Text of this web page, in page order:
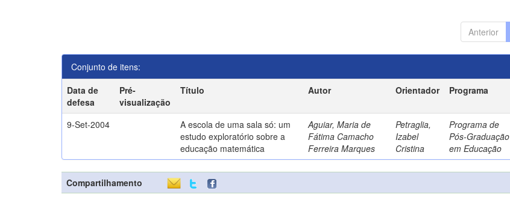
Anterior
Conjunto de itens:
Data de
defesa
Pré-
visualização
Título Autor Orientador Programa
9-Set-2004
A escola de uma sala só: um
estudo exploratório sobre a
educação matemática
Aguiar, Maria de
Fátima Camacho
Ferreira Marques
Petraglia,
Izabel
Cristina
Programa de
Pós-Graduação
em Educação
Compartilhamento